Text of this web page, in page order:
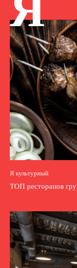
Я культурный
ТОП ресторанов